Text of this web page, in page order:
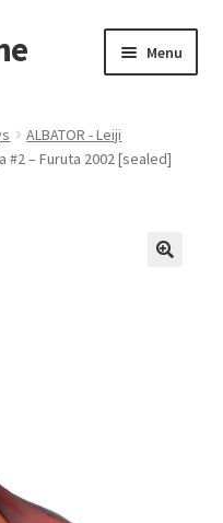
Menu
Ouvrir
enfant
ALBATOR - Leiji
#2 – Furuta 2002 [sealed]